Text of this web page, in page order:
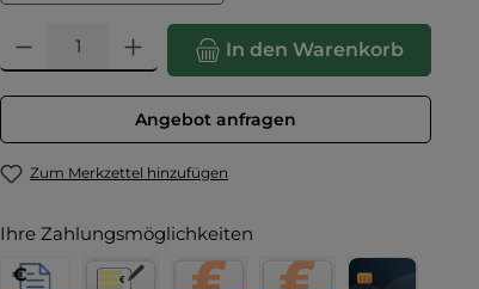
Produkt Anzahl: Gib den gewünschten Wert ein oder
In den Warenkorb
Angebot anfragen
Zum Merkzettel hinzufügen
Ihre Zahlungsmöglichkeiten